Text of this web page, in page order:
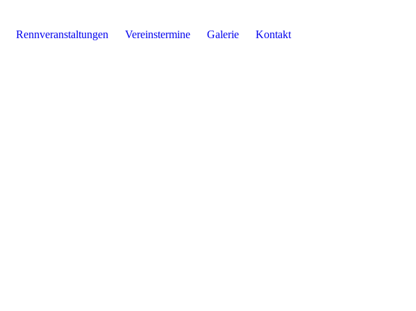
Rennveranstaltungen Vereinstermine Galerie Kontakt